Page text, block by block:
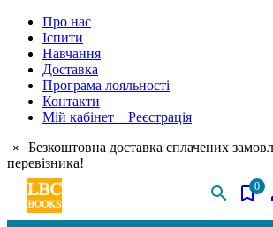
Про нас
Іспити
Навчання
Доставка
Програма лояльності
Контакти
Мій кабінет Реєстрація
×
Безкоштовна доставка сплачених
перевізника!
0